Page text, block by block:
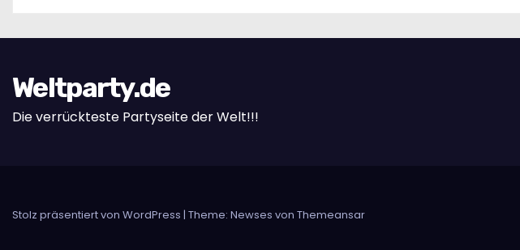
Weltparty.de
Die verrückteste Partyseite der Welt!!!
Stolz präsentiert von WordPress | Theme: Newses von Themeansar